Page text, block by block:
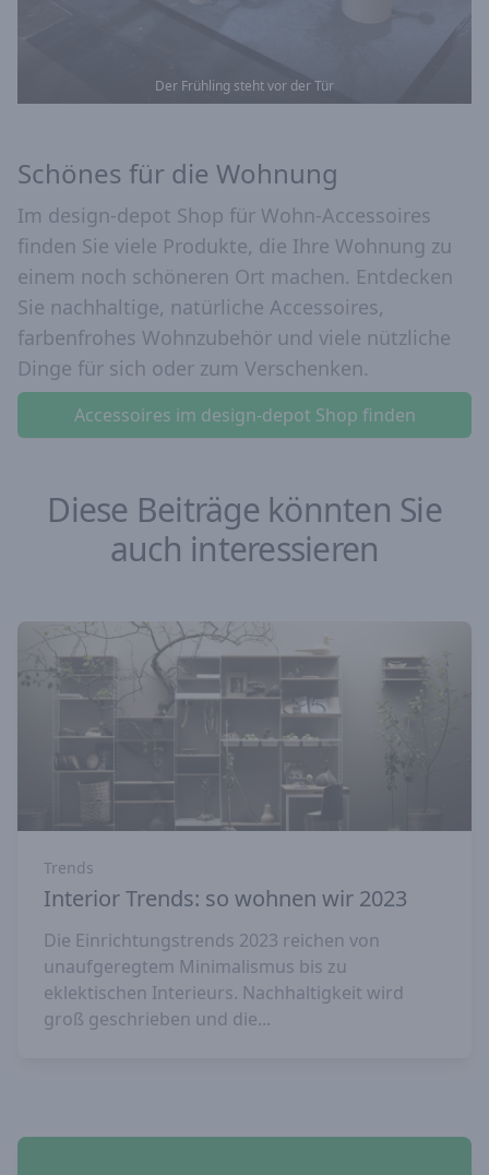
Der Frühling steht vor der Tür
Schönes für die Wohnung
Im design-depot Shop für Wohn-Accessoires
finden Sie viele Produkte, die Ihre Wohnung zu
einem noch schöneren Ort machen. Entdecken
Sie nachhaltige, natürliche Accessoires,
farbenfrohes Wohnzubehör und viele nützliche
Dinge für sich oder zum Verschenken.
Accessoires im design-depot Shop finden
Diese Beiträge könnten Sie
auch interessieren
Trends
Interior Trends: so wohnen wir 2023
Die Einrichtungstrends 2023 reichen von
unaufgeregtem Minimalismus bis zu
eklektischen Interieurs. Nachhaltigkeit wird
groß geschrieben und die...